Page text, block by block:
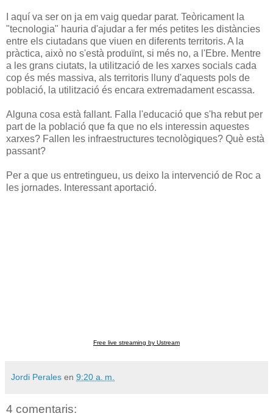
I aquí va ser on ja em vaig quedar parat. Teòricament la
"tecnologia" hauria d'ajudar a fer més petites les distàncies
entre els ciutadans que viuen en diferents territoris. A la
pràctica, això no s'està produïnt, si més no, a l'Ebre. Mentre
a les grans ciutats, la utilització de les xarxes socials cada
cop és més massiva, als territoris lluny d'aquests pols de
població, la utilització és encara extremadament escassa.
Alguna cosa està fallant. Falla l'educació que s'ha rebut per
part de la població que fa que no els interessin aquestes
xarxes? Fallen les infraestructures tecnològiques? Què està
passant?
Per a que us entretingueu, us deixo la intervenció de Roc a
les jornades. Interessant aportació.
Free live streaming by Ustream
Jordi Perales en 9:20 a. m.
4 comentaris: